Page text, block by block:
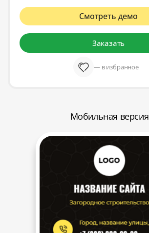
Смотреть демо
Заказать
— в избранное
Мобильная версия